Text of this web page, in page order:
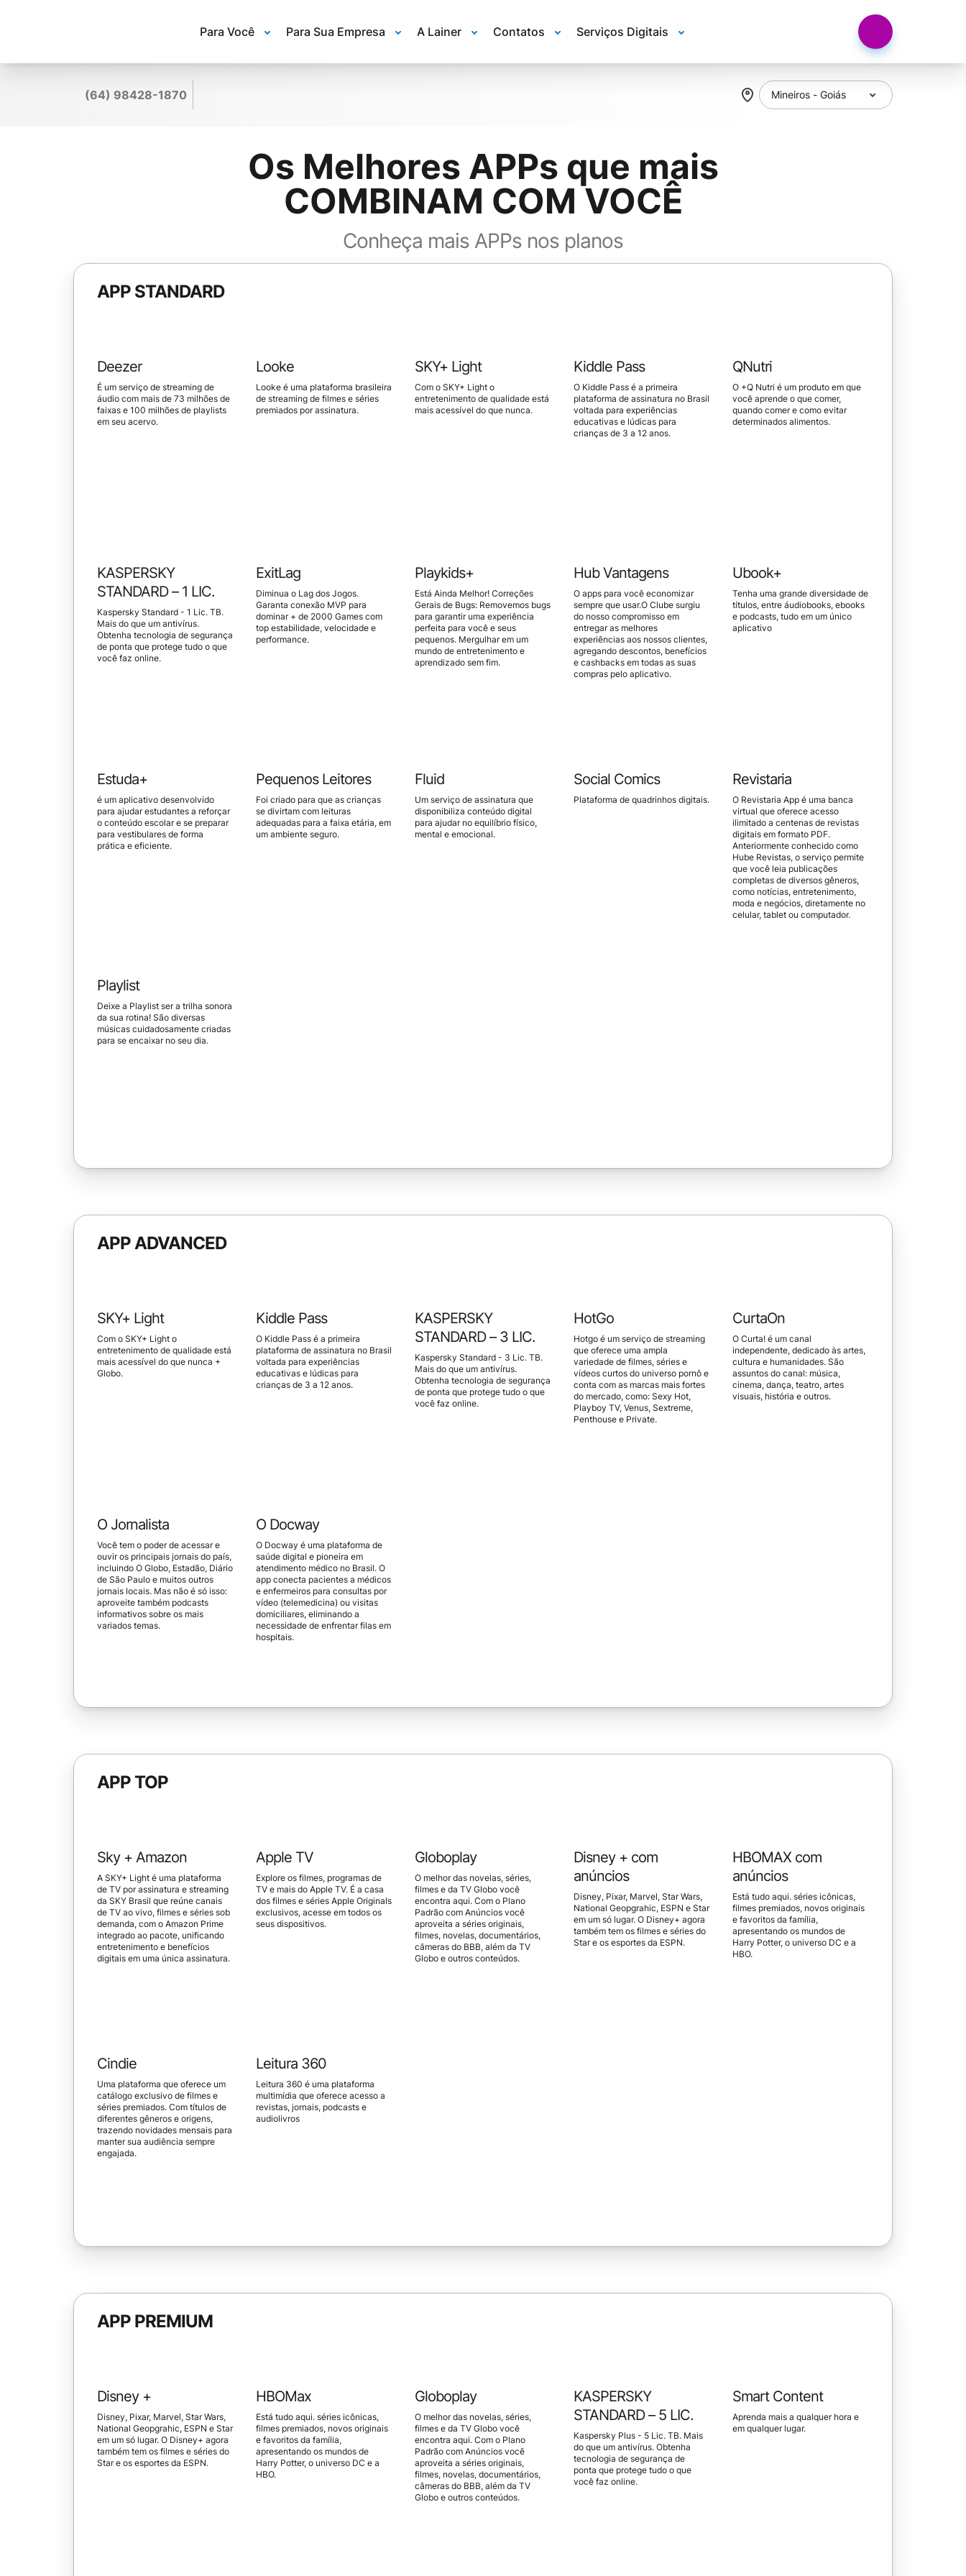
Para Você Para Sua Empresa A Lainer Contatos Serviços Digitais
(64) 98428-1870
Os Melhores APPs que mais
COMBINAM COM VOCÊ
Conheça mais APPs nos planos
APP STANDARD
Deezer
É um serviço de streaming de
áudio com mais de 73 milhões de
faixas e 100 milhões de playlists
em seu acervo.
Looke
Looke é uma plataforma brasileira
de streaming de filmes e séries
premiados por assinatura.
SKY+ Light
Com o SKY+ Light o
entretenimento de qualidade está
mais acessível do que nunca.
Kiddle Pass
O Kiddle Pass é a primeira
plataforma de assinatura no Brasil
voltada para experiências
educativas e lúdicas para
crianças de 3 a 12 anos.
QNutri
O +Q Nutri é um produto em que
você aprende o que comer,
quando comer e como evitar
determinados alimentos.
KASPERSKY
STANDARD – 1 LIC.
Kaspersky Standard - 1 Lic. TB.
Mais do que um antivírus.
Obtenha tecnologia de segurança
de ponta que protege tudo o que
você faz online.
ExitLag
Diminua o Lag dos Jogos.
Garanta conexão MVP para
dominar + de 2000 Games com
top estabilidade, velocidade e
performance.
Playkids+
Está Ainda Melhor! Correções
Gerais de Bugs: Removemos bugs
para garantir uma experiência
perfeita para você e seus
pequenos. Mergulhar em um
mundo de entretenimento e
aprendizado sem fim.
Hub Vantagens
O apps para você economizar
sempre que usar.O Clube surgiu
do nosso compromisso em
entregar as melhores
experiências aos nossos clientes,
agregando descontos, benefícios
e cashbacks em todas as suas
compras pelo aplicativo.
Ubook+
Tenha uma grande diversidade de
títulos, entre áudiobooks, ebooks
e podcasts, tudo em um único
aplicativo
Estuda+
é um aplicativo desenvolvido
para ajudar estudantes a reforçar
o conteúdo escolar e se preparar
para vestibulares de forma
prática e eficiente.
Pequenos Leitores
Foi criado para que as crianças
se divirtam com leituras
adequadas para a faixa etária, em
um ambiente seguro.
Fluid
Um serviço de assinatura que
disponibiliza conteúdo digital
para ajudar no equilíbrio físico,
mental e emocional.
Social Comics
Plataforma de quadrinhos digitais.
Revistaria
O Revistaria App é uma banca
virtual que oferece acesso
ilimitado a centenas de revistas
digitais em formato PDF.
Anteriormente conhecido como
Hube Revistas, o serviço permite
que você leia publicações
completas de diversos gêneros,
como notícias, entretenimento,
moda e negócios, diretamente no
celular, tablet ou computador.
Playlist
Deixe a Playlist ser a trilha sonora
da sua rotina! São diversas
músicas cuidadosamente criadas
para se encaixar no seu dia.
APP ADVANCED
SKY+ Light
Com o SKY+ Light o
entretenimento de qualidade está
mais acessível do que nunca +
Globo.
Kiddle Pass
O Kiddle Pass é a primeira
plataforma de assinatura no Brasil
voltada para experiências
educativas e lúdicas para
crianças de 3 a 12 anos.
KASPERSKY
STANDARD – 3 LIC.
Kaspersky Standard - 3 Lic. TB.
Mais do que um antivírus.
Obtenha tecnologia de segurança
de ponta que protege tudo o que
você faz online.
HotGo
Hotgo é um serviço de streaming
que oferece uma ampla
variedade de filmes, séries e
vídeos curtos do universo pornô e
conta com as marcas mais fortes
do mercado, como: Sexy Hot,
Playboy TV, Venus, Sextreme,
Penthouse e Private.
CurtaOn
O Curta! é um canal
independente, dedicado às artes,
cultura e humanidades. São
assuntos do canal: música,
cinema, dança, teatro, artes
visuais, história e outros.
O Jornalista
Você tem o poder de acessar e
ouvir os principais jornais do país,
incluindo O Globo, Estadão, Diário
de São Paulo e muitos outros
jornais locais. Mas não é só isso:
aproveite também podcasts
informativos sobre os mais
variados temas.
O Docway
O Docway é uma plataforma de
saúde digital e pioneira em
atendimento médico no Brasil. O
app conecta pacientes a médicos
e enfermeiros para consultas por
vídeo (telemedicina) ou visitas
domiciliares, eliminando a
necessidade de enfrentar filas em
hospitais.
APP TOP
Sky + Amazon
A SKY+ Light é uma plataforma
de TV por assinatura e streaming
da SKY Brasil que reúne canais
de TV ao vivo, filmes e séries sob
demanda, com o Amazon Prime
integrado ao pacote, unificando
entretenimento e benefícios
digitais em uma única assinatura.
Apple TV
Explore os filmes, programas de
TV e mais do Apple TV. É a casa
dos filmes e séries Apple Originals
exclusivos, acesse em todos os
seus dispositivos.
Globoplay
O melhor das novelas, séries,
filmes e da TV Globo você
encontra aqui. Com o Plano
Padrão com Anúncios você
aproveita a séries originais,
filmes, novelas, documentários,
câmeras do BBB, além da TV
Globo e outros conteúdos.
Disney + com
anúncios
Disney, Pixar, Marvel, Star Wars,
National Geopgrahic, ESPN e Star
em um só lugar. O Disney+ agora
também tem os filmes e séries do
Star e os esportes da ESPN.
HBOMAX com
anúncios
Está tudo aqui. séries icônicas,
filmes premiados, novos originais
e favoritos da família,
apresentando os mundos de
Harry Potter, o universo DC e a
HBO.
Cindie
Uma plataforma que oferece um
catálogo exclusivo de filmes e
séries premiados. Com títulos de
diferentes gêneros e origens,
trazendo novidades mensais para
manter sua audiência sempre
engajada.
Leitura 360
Leitura 360 é uma plataforma
multimídia que oferece acesso a
revistas, jornais, podcasts e
audiolivros
APP PREMIUM
Disney +
Disney, Pixar, Marvel, Star Wars,
National Geopgrahic, ESPN e Star
em um só lugar. O Disney+ agora
também tem os filmes e séries do
Star e os esportes da ESPN.
HBOMax
Está tudo aqui. séries icônicas,
filmes premiados, novos originais
e favoritos da família,
apresentando os mundos de
Harry Potter, o universo DC e a
HBO.
Globoplay
O melhor das novelas, séries,
filmes e da TV Globo você
encontra aqui. Com o Plano
Padrão com Anúncios você
aproveita a séries originais,
filmes, novelas, documentários,
câmeras do BBB, além da TV
Globo e outros conteúdos.
KASPERSKY
STANDARD – 5 LIC.
Kaspersky Plus - 5 Lic. TB. Mais
do que um antivírus. Obtenha
tecnologia de segurança de
ponta que protege tudo o que
você faz online.
Smart Content
Aprenda mais a qualquer hora e
em qualquer lugar.